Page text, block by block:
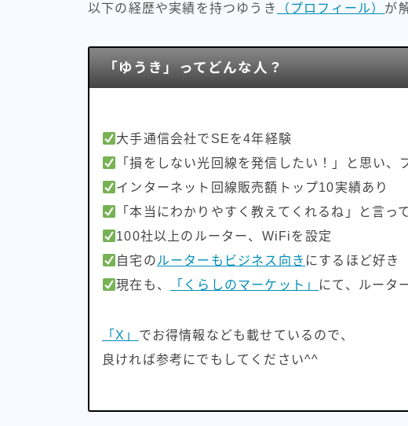
以下の経歴や実績を持つゆうき （プロフィール） が
「ゆうき」ってどんな人？
大手通信会社でSEを4年経験
「損をしない光回線を発信したい！」と思い、
インターネット回線販売額トップ10実績あり
「本当にわかりやすく教えてくれるね」と言っ
100社以上のルーター、WiFiを設定
自宅の ルーターもビジネス向き にするほど好き
現在も、
「くらしのマーケット」 にて、ルータ
「X」 でお得情報なども載せているので、
良ければ参考にでもしてください^^